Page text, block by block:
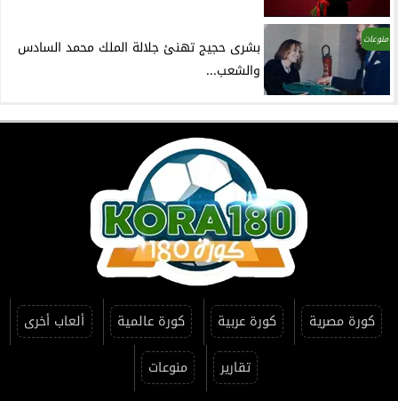
منوعات
بشرى حجيج تهنئ جلالة الملك محمد السادس
والشعب...
كورة مصرية كورة عربية كورة عالمية
ألعاب أخرى
تقارير
منوعات